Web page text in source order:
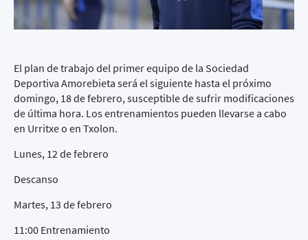
El plan de trabajo del primer equipo de la Sociedad
Deportiva Amorebieta será el siguiente hasta el próximo
domingo, 18 de febrero, susceptible de sufrir modificaciones
de última hora. Los entrenamientos pueden llevarse a cabo
en Urritxe o en Txolon.
Lunes, 12 de febrero
Descanso
Martes, 13 de febrero
11:00 Entrenamiento